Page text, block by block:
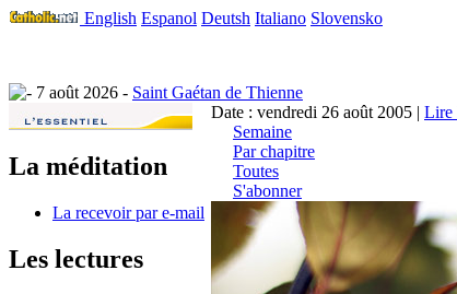
English Espanol Deutsh Italiano Slovensko
7 août 2026 - Saint Gaétan de Thienne
La méditation
La recevoir par e-mail
Les lectures
Date : vendredi 26 août 2005 | Lire
Semaine
Par chapitre
Toutes
S'abonner